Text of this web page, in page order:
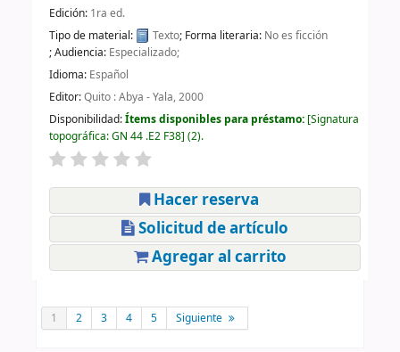
Edición: 1ra ed.
Tipo de material:
Texto; Forma literaria: No es ficción
; Audiencia: Especializado;
Idioma: Español
Editor:Quito : Abya - Yala, 2000
Disponibilidad:Ítems disponibles para préstamo: Signatura
topográfica:GN 44 .E2 F38 (2).
Hacer reserva
Solicitud de artículo
Agregar al carrito
1 2 3 4 5 Siguiente